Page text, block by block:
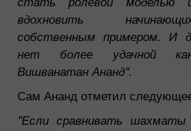
вдохновить
собственным примером. И
нет более удачной
Вишванатан Ананд".
Сам Ананд отметил
"Если сравнивать